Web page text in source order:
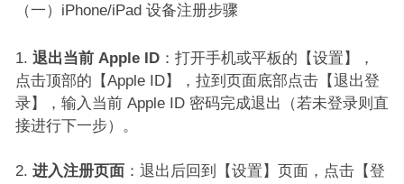
（一）iPhone/iPad 设备注册步骤​
退出当前 Apple ID：打开手机或平板的【设置】，
点击顶部的【Apple ID】，拉到页面底部点击【退出登
录】，输入当前 Apple ID 密码完成退出（若未登录则直
接进行下一步）。​
进入注册页面：退出后回到【设置】页面，点击【登